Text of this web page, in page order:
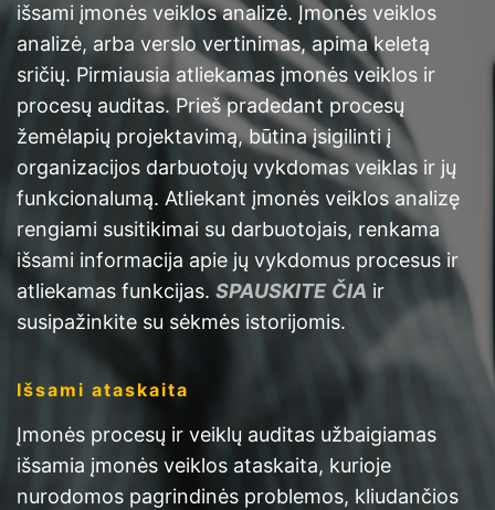
išsami įmonės veiklos analizė. Įmonės veiklos
analizė, arba verslo vertinimas, apima keletą
sričių. Pirmiausia atliekamas įmonės veiklos ir
procesų auditas. Prieš pradedant procesų
žemėlapių projektavimą, būtina įsigilinti į
organizacijos darbuotojų vykdomas veiklas ir jų
funkcionalumą. Atliekant įmonės veiklos analizę
rengiami susitikimai su darbuotojais, renkama
išsami informacija apie jų vykdomus procesus ir
atliekamas funkcijas. SPAUSKITE ČIA ir
susipažinkite su sėkmės istorijomis.
Išsami ataskaita
Įmonės procesų ir veiklų auditas užbaigiamas
išsamia įmonės veiklos ataskaita, kurioje
nurodomos pagrindinės problemos, kliudančios